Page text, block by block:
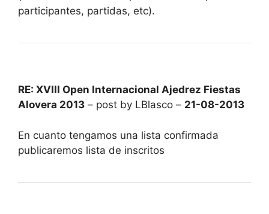
participantes, partidas, etc).
RE: XVIII Open Internacional Ajedrez Fiestas
Alovera 2013 – post by LBlasco – 21-08-2013
En cuanto tengamos una lista confirmada
publicaremos lista de inscritos